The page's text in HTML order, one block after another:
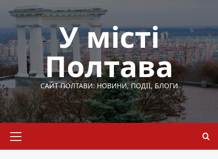
Перейти
вмісту
У місті
Полтава
САЙТ ПОЛТАВИ: НОВИНИ, ПОДІЇ, БЛОГИ
меню